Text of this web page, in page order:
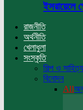
ইসরায়েলে
রাজনীতি
অর্থনীতি
খেলাধুলা
সংস্কৃতি
শিল্প ও সাহিত্য
বিনোদন
All